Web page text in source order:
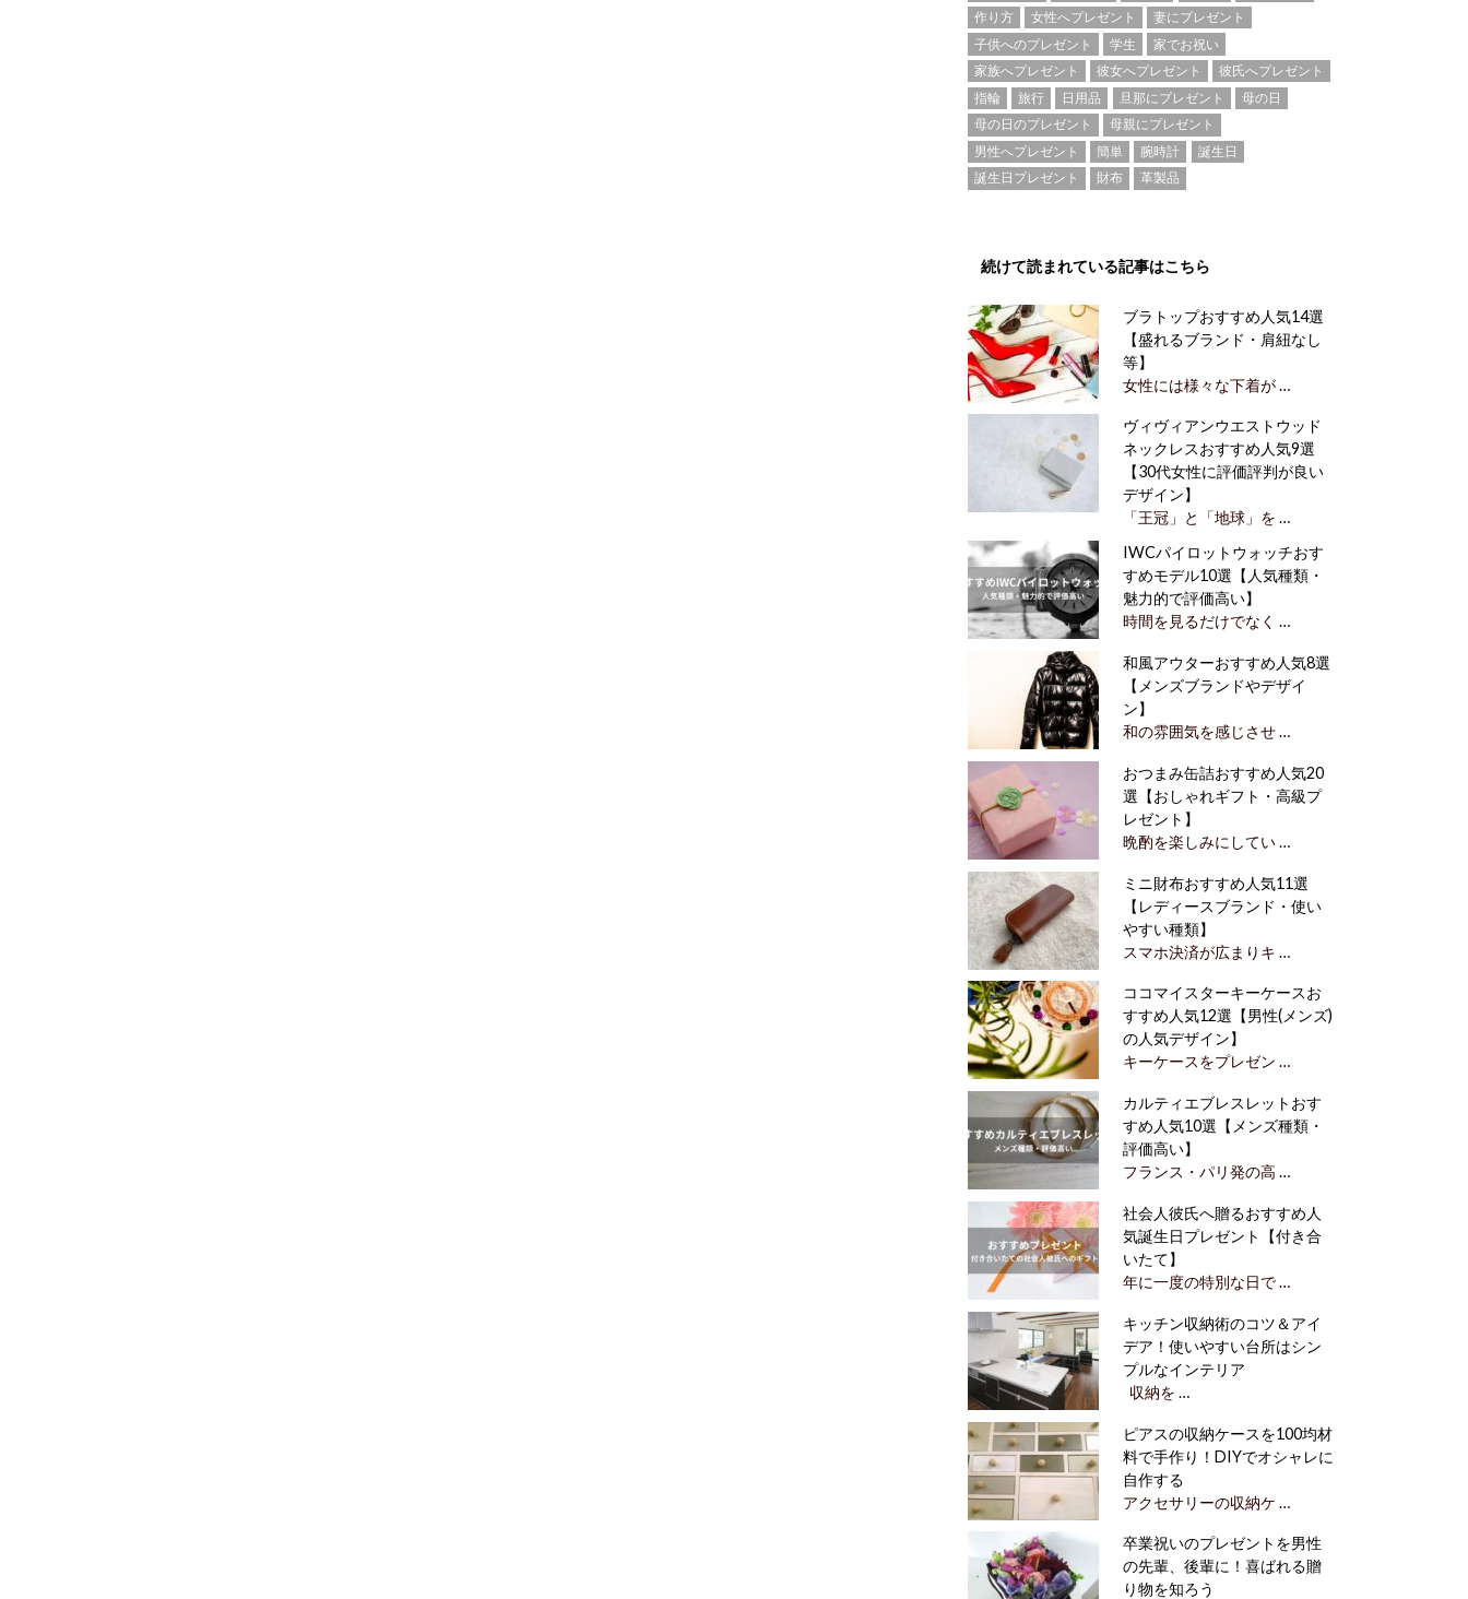
作り方
女性へプレゼント
妻にプレゼント
子供へのプレゼント
学生
家でお祝い
家族へプレゼント
彼女へプレゼント
彼氏へプレゼント
指輪
旅行 日用品 旦那にプレゼント
母の日
母の日のプレゼント
母親にプレゼント
男性へプレゼント
簡単 腕時計
誕生日
誕生日プレゼント
財布 革製品
続けて読まれている記事はこちら
ブラトップおすすめ人気14選
【盛れるブランド・肩紐なし
等】
女性には様々な下着が …
ヴィヴィアンウエストウッド
ネックレスおすすめ人気9選
【30代女性に評価評判が良い
デザイン】
「王冠」と「地球」を …
IWCパイロットウォッチおす
すめモデル10選【人気種類・
魅力的で評価高い】
時間を見るだけでなく …
和風アウターおすすめ人気8選
【メンズブランドやデザイ
ン】
和の雰囲気を感じさせ …
おつまみ缶詰おすすめ人気20
選【おしゃれギフト・高級プ
レゼント】
晩酌を楽しみにしてい …
ミニ財布おすすめ人気11選
【レディースブランド・使い
やすい種類】
スマホ決済が広まりキ …
ココマイスターキーケースお
すすめ人気12選【男性(メンズ)
の人気デザイン】
キーケースをプレゼン …
カルティエブレスレットおす
すめ人気10選【メンズ種類・
評価高い】
フランス・パリ発の高 …
社会人彼氏へ贈るおすすめ人
気誕生日プレゼント【付き合
いたて】
年に一度の特別な日で …
キッチン収納術のコツ＆アイ
デア！使いやすい台所はシン
プルなインテリア
収納を …
ピアスの収納ケースを100均材
料で手作り！DIYでオシャレに
自作する
アクセサリーの収納ケ …
卒業祝いのプレゼントを男性
の先輩、後輩に！喜ばれる贈
り物を知ろう